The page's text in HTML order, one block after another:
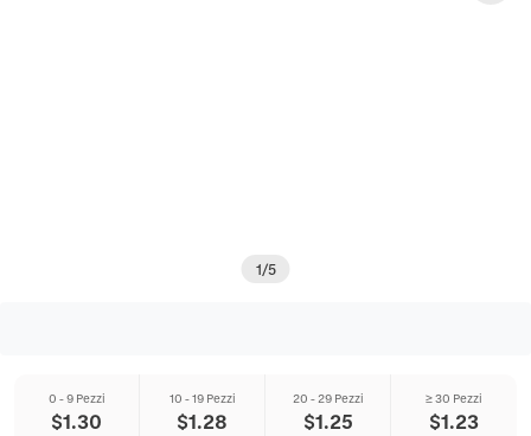
1/5
0 - 9 Pezzi
$1.30
10 - 19 Pezzi
$1.28
20 - 29 Pezzi
$1.25
≥ 30 Pezzi
$1.23